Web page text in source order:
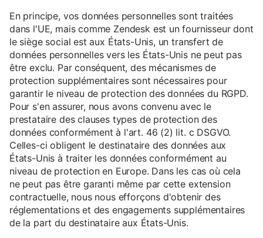
En principe, vos données personnelles sont traitées
dans l'UE, mais comme Zendesk est un fournisseur dont
le siège social est aux États-Unis, un transfert de
données personnelles vers les États-Unis ne peut pas
être exclu. Par conséquent, des mécanismes de
protection supplémentaires sont nécessaires pour
garantir le niveau de protection des données du RGPD.
Pour s'en assurer, nous avons convenu avec le
prestataire des clauses types de protection des
données conformément à l'art. 46 (2) lit. c DSGVO.
Celles-ci obligent le destinataire des données aux
États-Unis à traiter les données conformément au
niveau de protection en Europe. Dans les cas où cela
ne peut pas être garanti même par cette extension
contractuelle, nous nous efforçons d'obtenir des
réglementations et des engagements supplémentaires
de la part du destinataire aux États-Unis.